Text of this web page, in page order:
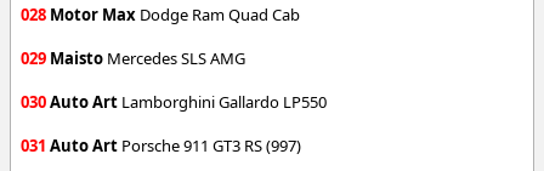
028 Motor Max Dodge Ram Quad Cab
029 Maisto Mercedes SLS AMG
030Auto Art Lamborghini Gallardo LP550
031 Auto Art Porsche 911 GT3 RS (997)